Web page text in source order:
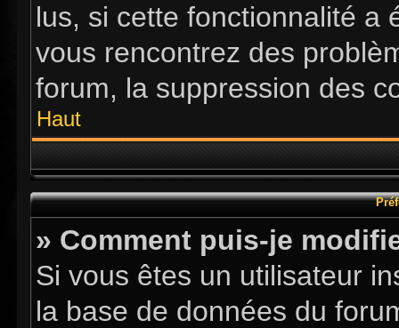
lus, si cette fonctionnalité a
vous rencontrez des
forum, la suppression des
Haut
» Comment puis-je
Si vous êtes un utilisateur
la base de données du